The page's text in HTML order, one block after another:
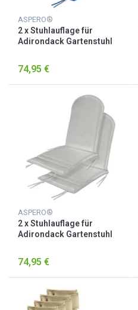
ASPERO®
2 x Stuhlauflage für
Adirondack Gartenstuhl
74,95 €
ASPERO®
2 x Stuhlauflage für
Adirondack Gartenstuhl
74,95 €